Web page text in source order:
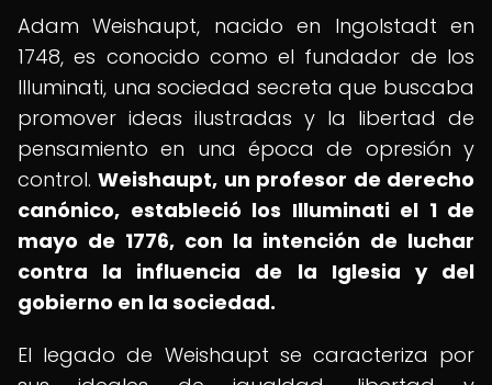
Adam Weishaupt, nacido en Ingolstadt en
1748, es conocido como el fundador de los
Illuminati, una sociedad secreta que buscaba
promover ideas ilustradas y la libertad de
pensamiento en una época de opresión y
control.Weishaupt, un profesor de derecho
canónico, estableció los Illuminati el 1 de
mayo de 1776, con la intención de luchar
contra la influencia de la Iglesia y del
gobierno en la sociedad.
El legado de Weishaupt se caracteriza por